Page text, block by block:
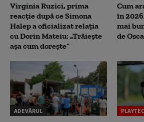
Virginia Ruzici, prima
reacție după ce Simona
Halep a oficializat relația
cu Dorin Mateiu: „Trăiește
așa cum dorește”
Cum
în
mai
de
ADEVĂRUL